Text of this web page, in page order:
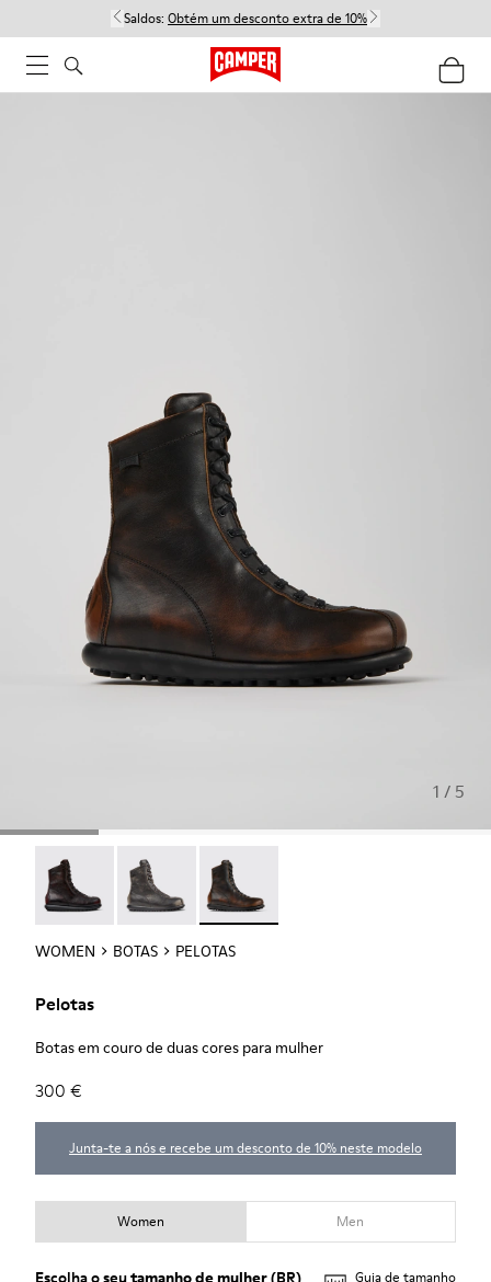
Saldos: Obtém um desconto extra de 10%
1 / 5
Pelotas - 44695-089Pelotas - 44695-088Pelotas - 44695-087 - Botas em
WOMEN BOTAS PELOTAS
Pelotas
Botas em couro de duas cores para mulher
300 €
Junta-te a nós e recebe um desconto de 10% neste modelo
Women Men
Escolha o seutamanho de mulher(BR) Guia de tamanho